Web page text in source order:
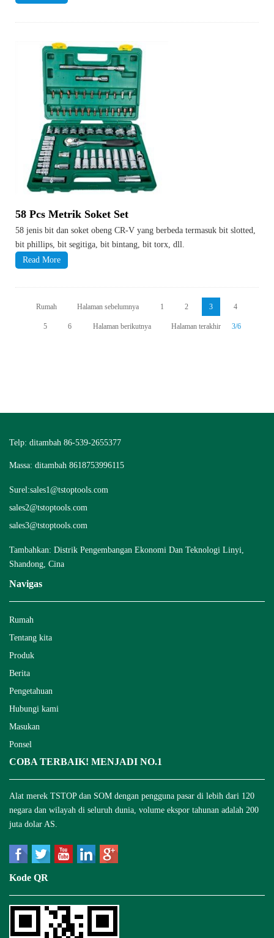
58 Pcs Metrik Soket Set
58 jenis bit dan soket obeng CR-V yang berbeda termasuk bit slotted,
bit phillips, bit segitiga, bit bintang, bit torx, dll.
Read More
Rumah Halaman sebelumnya 1 2 3 4
5 6 Halaman berikutnya Halaman terakhir 3/6
Telp: ditambah 86-539-2655377
Massa: ditambah 8618753996115
Surel:sales1@tstoptools.com
sales2@tstoptools.com
sales3@tstoptools.com
Tambahkan: Distrik Pengembangan Ekonomi Dan Teknologi Linyi,
Shandong, Cina
Navigas
Rumah
Tentang kita
Produk
Berita
Pengetahuan
Hubungi kami
Masukan
Ponsel
COBA TERBAIK! MENJADI NO.1
Alat merek TSTOP dan SOM dengan pengguna pasar di lebih dari 120
negara dan wilayah di seluruh dunia, volume ekspor tahunan adalah 200
juta dolar AS.
Kode QR